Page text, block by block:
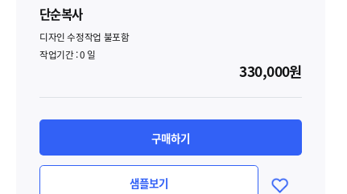
단순복사
디자인 수정작업 불포함
작업기간 :0일
330,000원
구매하기
샘플보기